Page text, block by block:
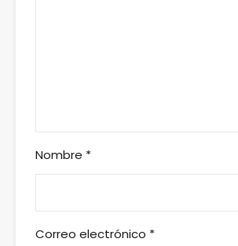
Nombre *
Correo electrónico *